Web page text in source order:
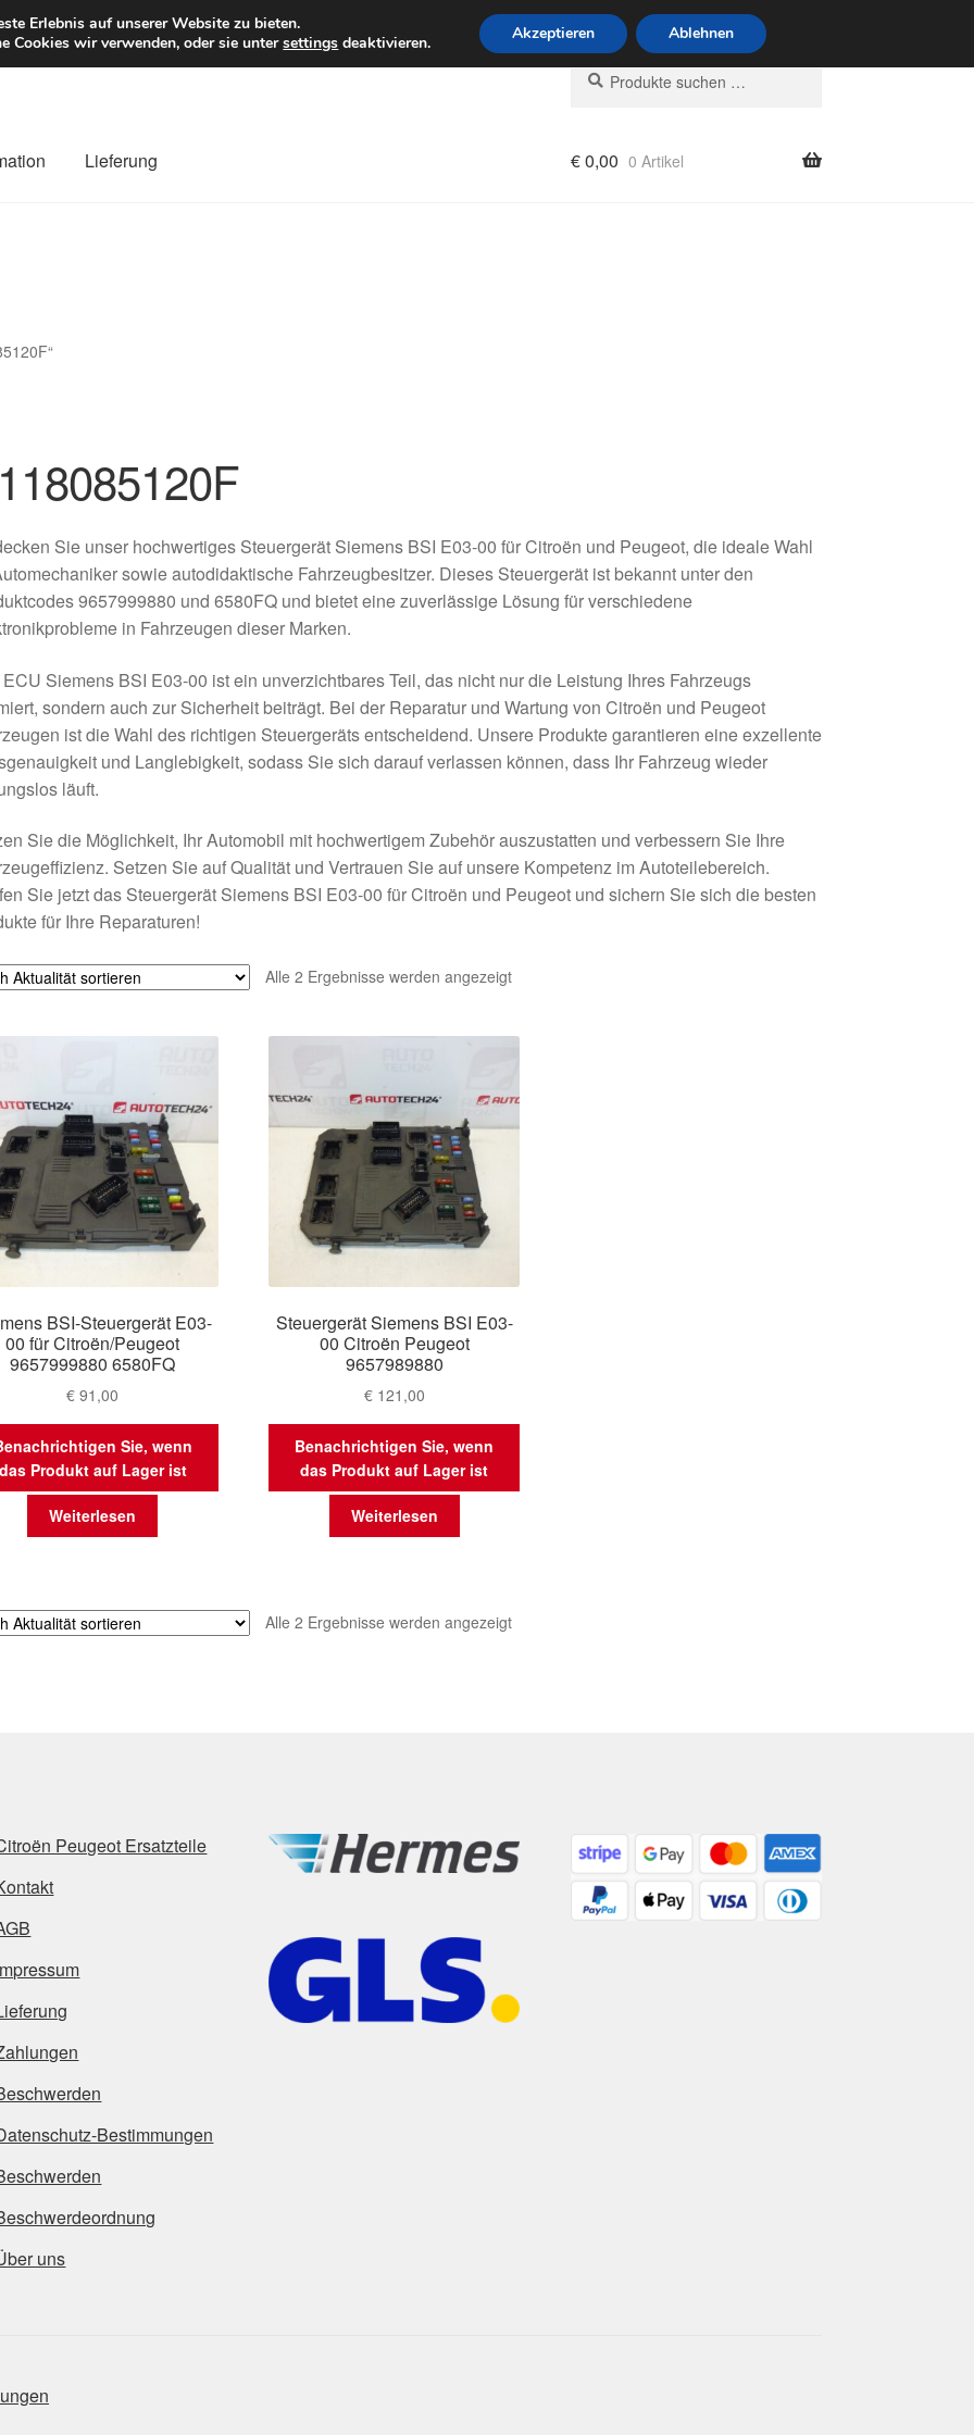
EUR Mo–Fr 9–16 Uhr · 0175 7465658
Suchen
nach:
Suchen
Lieferung €0,00 0 Artikel
Sie unser hochwertiges Steuergerät Siemens BSI E03-00 für Citroën und Peugeot, die ideale Wahl
sowie autodidaktische Fahrzeugbesitzer. Dieses Steuergerät ist bekannt unter den
9657999880 und 6580FQ und bietet eine zuverlässige Lösung für verschiedene
in Fahrzeugen dieser Marken.
Siemens BSI E03-00 ist ein unverzichtbares Teil, das nicht nur die Leistung Ihres Fahrzeugs
sondern auch zur Sicherheit beiträgt. Bei der Reparatur und Wartung von Citroën und Peugeot
ist die Wahl des richtigen Steuergeräts entscheidend. Unsere Produkte garantieren eine exzellente
und Langlebigkeit, sodass Sie sich darauf verlassen können, dass Ihr Fahrzeug wieder
läuft.
Sie die Möglichkeit, Ihr Automobil mit hochwertigem Zubehör auszustatten und verbessern Sie Ihre
Setzen Sie auf Qualität und Vertrauen Sie auf unsere Kompetenz im Autoteilebereich.
Sie jetzt das Steuergerät Siemens BSI E03-00 für Citroën und Peugeot und sichern Sie sich die besten
für Ihre Reparaturen!
Alle 2 Ergebnisse werden angezeigtNach
BSI-Steuergerät E03-
00 für Citroën/Peugeot
9657999880 6580FQ
€ 91,00
Sie, wenn
Produkt auf Lager ist
Weiterlesen
Steuergerät Siemens BSI E03-
00 Citroën Peugeot
9657989880
€121,00
Benachrichtigen Sie, wenn
das Produkt auf Lager ist
Weiterlesen
Alle 2 Ergebnisse werden angezeigtNach
Peugeot Ersatzteile
Bestimmungen
uns
Erlebnis auf unserer Website zu bieten.
Cookies wir verwenden, oder sie untersettings deaktivieren. Akzeptieren Ablehnen